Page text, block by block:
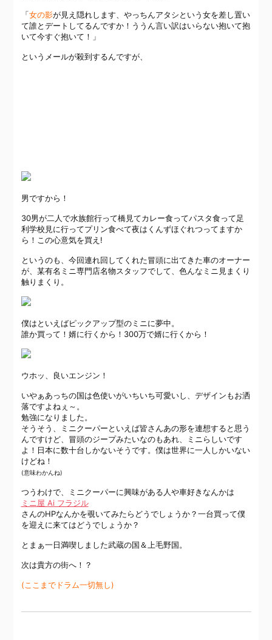
「女の影が見え隠れします、やっちんアタシという女を差し置い
て誰とデートしてるんですか！ううん言い訳はいらない抱いて抱
いて今すぐ抱いて！」
というメールが殺到するんですが、
男ですから！
30男が二人で水族館行って橋見てカレー食ってパスタ食って足
利学校見に行ってプリン食べて夜はくんずほぐれつって ますか
ら！この心意気を買え!
というのも、今回連れ回してくれた冒頭に出てきた車のオーナー
が、某有名ミニ専門店名物スタッフでして、色んなミニ見まくり
触りまくり。
僕はといえばピックアップ型のミニに夢中。
誰か買って！婿に行くから！300万で婿に行くから！
ウホッ、良いエンジン！
いやぁあっちの国は色使いがいちいち可愛いし、デザインもお洒
落ですよねぇ～。
勉強になりました。
そうそう、ミニクーパーといえば皆さんあの形を連想すると思う
んですけど、冒頭のジープみたいなのもあれ、ミニらしいです
よ！日本に数十台しかないそうです。僕は世界に一人しかいない
けどね！
(意味わかんね)
つうわけで、ミニクーパーに興味がある人や車好きなんかは
ミニ屋 Ai フラジル
さんのHPなんかを覗いてみたらどうでしょうか？一台買って僕
を迎えに来てはどうでしょうか？
とまぁ一日満喫しました武蔵の国＆上毛野国。
次は貴方の街へ！？
(ここまでドラム一切無し)